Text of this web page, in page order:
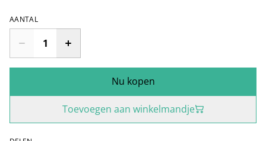
AANTAL
Nu kopen
Toevoegen aan winkelmandje